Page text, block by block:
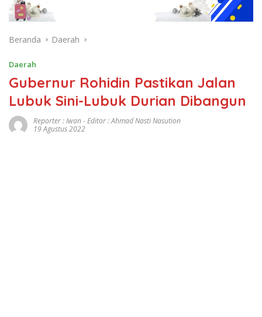
Beranda Daerah
Daerah
Gubernur Rohidin Pastikan Jalan
Lubuk Sini-Lubuk Durian Dibangun
Reporter : Iwan - Editor : Ahmad Nasti Nasution
19 Agustus 2022